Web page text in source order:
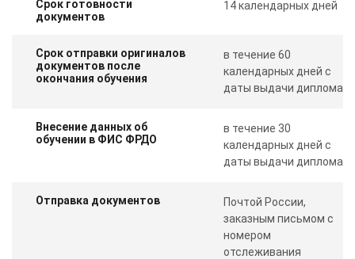
Срок готовности
документов
14 календарных дней
Срок отправки оригиналов
документов после
окончания обучения
в течение 60
календарных дней с
даты выдачи диплома
Внесение данных об
обучении в ФИС ФРДО
в течение 30
календарных дней с
даты выдачи диплома
Отправка документов
Почтой России,
заказным письмом с
номером
отслеживания